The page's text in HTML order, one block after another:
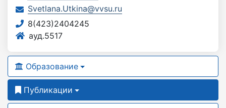
Svetlana.Utkina@vvsu.ru
8(423)2404245
ауд.5517
Образование
Публикации